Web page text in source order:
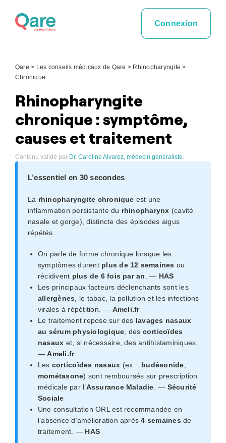
Connexion
Qare > Les conseils médicaux de Qare > Rhinopharyngite >
Chronique
Rhinopharyngite
chronique : symptôme,
causes et traitement
Contenu validé par Dr. Caroline Alvarez, médecin généraliste.
L’essentiel en 30 secondes
La rhinopharyngite chronique est une
inflammation persistante du rhinopharynx (cavité
nasale et gorge), distincte des épisodes aigus
répétés.
On parle de forme chronique lorsque les
symptômes durent plus de 12 semaines ou
récidivent plus de 6 fois par an . — HAS
Les principaux facteurs déclenchants sont les
allergènes , le tabac, la pollution et les infections
virales à répétition. — Ameli.fr
Le traitement repose sur des lavages nasaux
au sérum physiologique , des corticoïdes
nasaux et, si nécessaire, des antihistaminiques.
—Ameli.fr
Les corticoïdes nasaux (ex. : budésonide
mométasone) sont remboursés sur prescription
médicale par l’Assurance Maladie . — Sécurité
Sociale
Une consultation ORL est recommandée en
l’absence d’amélioration après4 semaines de
traitement. — HAS